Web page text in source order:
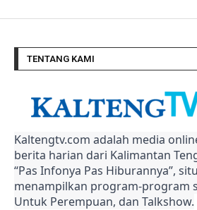
TENTANG KAMI
Kaltengtv.com adalah media
berita harian dari Kalimantan
“Pas Infonya Pas Hiburannya”,
menampilkan program-program
Untuk Perempuan, dan Talkshow.